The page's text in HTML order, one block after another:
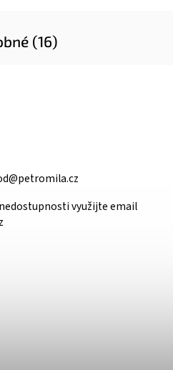
(16)
@petromila.cz
využijte email